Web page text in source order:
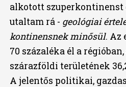
alkotott
utaltam rá - geológiai
kontinensnek minősül. Az
70 százaléka él a
szárazföldi területének
A jelentős politikai,